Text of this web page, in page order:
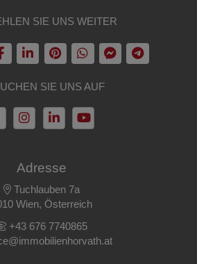
SIE UNS WEITER
SIE UNS AUF
Adresse
Tuchlauben 7a
Wien, Österreich
+43 676 7740865